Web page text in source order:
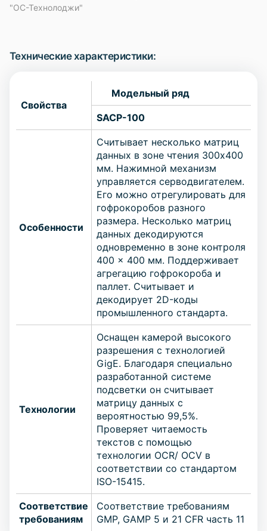
"ОС-Технолоджи"
Технические характеристики:
Свойства
Модельный ряд
SACP-100
Особенности
Считывает несколько матриц
данных в зоне чтения 300x400
мм. Нажимной механизм
управляется серводвигателем.
Его можно отрегулировать для
гофрокоробов разного
размера. Несколько матриц
данных декодируются
одновременно в зоне контроля
400 × 400 мм. Поддерживает
агрегацию гофрокороба и
паллет. Считывает и
декодирует 2D-коды
промышленного стандарта.
Технологии
Оснащен камерой высокого
разрешения с технологией
GigE. Благодаря специально
разработанной системе
подсветки он считывает
матрицу данных с
вероятностью 99,5%.
Проверяет читаемость
текстов с помощью
технологии OCR/ OCV в
соответствии со стандартом
ISO-15415.
Соответствие
требованиям
Соответствие требованиям
GMP, GAMP 5 и 21 CFR часть 11